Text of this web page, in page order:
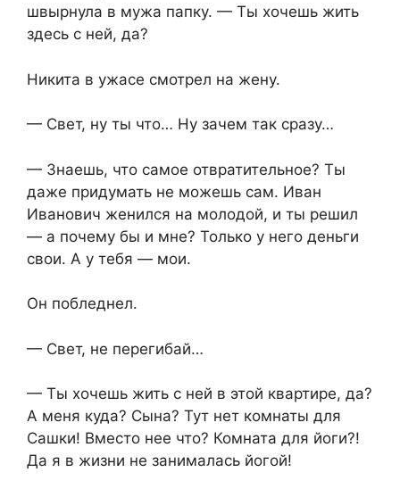
швырнула в мужа папку. — Ты хочешь жить
здесь с ней, да?
Никита в ужасе смотрел на жену.
— Свет, ну ты что… Ну зачем так сразу…
— Знаешь, что самое отвратительное? Ты
даже придумать не можешь сам. Иван
Иванович женился на молодой, и ты решил
— а почему бы и мне? Только у него деньги
свои. А у тебя — мои.
Он побледнел.
— Свет, не перегибай…
— Ты хочешь жить с ней в этой квартире, да?
А меня куда? Сына? Тут нет комнаты для
Сашки! Вместо нее что? Комната для йоги?!
Да я в жизни не занималась йогой!